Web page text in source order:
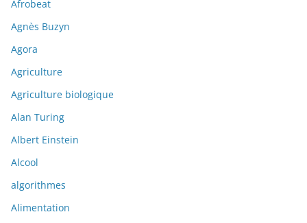
Afrobeat
Agnès Buzyn
Agora
Agriculture
Agriculture biologique
Alan Turing
Albert Einstein
Alcool
algorithmes
Alimentation